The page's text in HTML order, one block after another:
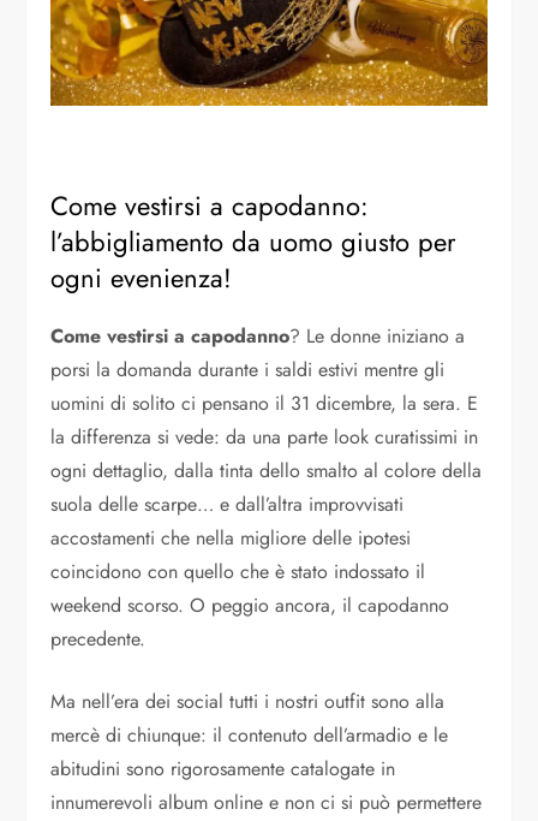
Come vestirsi a capodanno:
l’abbigliamento da uomo giusto per
ogni evenienza!
Come vestirsi a capodanno? Le donne iniziano a
porsi la domanda durante i saldi estivi mentre gli
uomini di solito ci pensano il 31 dicembre, la sera. E
la differenza si vede: da una parte look curatissimi in
ogni dettaglio, dalla tinta dello smalto al colore della
suola delle scarpe… e dall’altra improvvisati
accostamenti che nella migliore delle ipotesi
coincidono con quello che è stato indossato il
weekend scorso. O peggio ancora, il capodanno
precedente.
Ma nell’era dei social tutti i nostri outfit sono alla
mercè di chiunque: il contenuto dell’armadio e le
abitudini sono rigorosamente catalogate in
innumerevoli album online e non ci si può permettere